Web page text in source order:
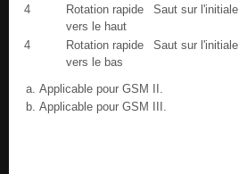
4
Rotation rapide
vers le haut
Saut sur
4
Rotation rapide
vers le bas
Saut sur
Applicable pour GSM II.
Applicable pour GSM III.